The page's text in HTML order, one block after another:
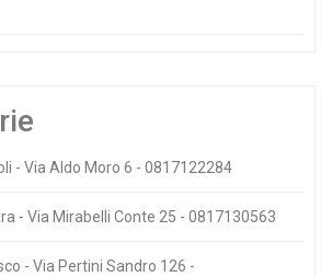
- Via Aldo Moro 6 - 0817122284
- Via Mirabelli Conte 25 - 0817130563
- Via Pertini Sandro 126 -